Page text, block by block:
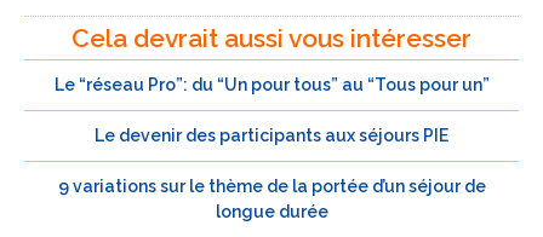
Cela devrait aussi vous intéresser
Le “réseau Pro”: du “Un pour tous” au “Tous pour un”
Le devenir des participants aux séjours PIE
9 variations sur le thème de la portée d’un séjour de
longue durée